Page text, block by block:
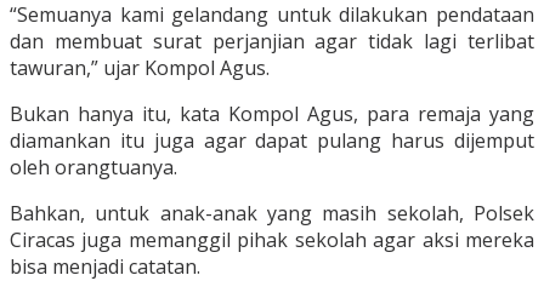
“Semuanya kami gelandang untuk dilakukan pendataan
dan membuat surat perjanjian agar tidak lagi terlibat
tawuran,” ujar Kompol Agus.
Bukan hanya itu, kata Kompol Agus, para remaja yang
diamankan itu juga agar dapat pulang harus dijemput
oleh orangtuanya.
Bahkan, untuk anak-anak yang masih sekolah, Polsek
Ciracas juga memanggil pihak sekolah agar aksi mereka
bisa menjadi catatan.